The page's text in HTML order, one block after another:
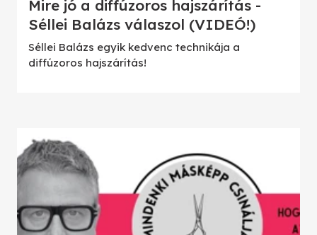
Mire jó a diffúzoros hajszárítás -
Séllei Balázs válaszol (VIDEÓ!)
Séllei Balázs egyik kedvenc technikája a
diffúzoros hajszárítás!